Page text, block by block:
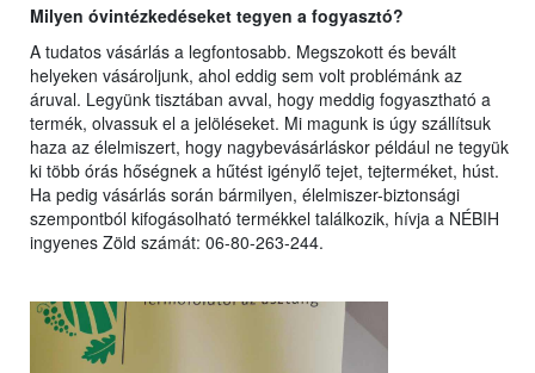
Milyen óvintézkedéseket tegyen a fogyasztó?
A tudatos vásárlás a legfontosabb. Megszokott és bevált
helyeken vásároljunk, ahol eddig sem volt problémánk az
áruval. Legyünk tisztában avval, hogy meddig fogyasztható a
termék, olvassuk el a jelöléseket. Mi magunk is úgy szállítsuk
haza az élelmiszert, hogy nagybevásárláskor például ne tegyük
ki több órás hőségnek a hűtést igénylő tejet, tejterméket, húst.
Ha pedig vásárlás során bármilyen, élelmiszer-biztonsági
szempontból kifogásolható termékkel találkozik, hívja a NÉBIH
ingyenes Zöld számát: 06-80-263-244.